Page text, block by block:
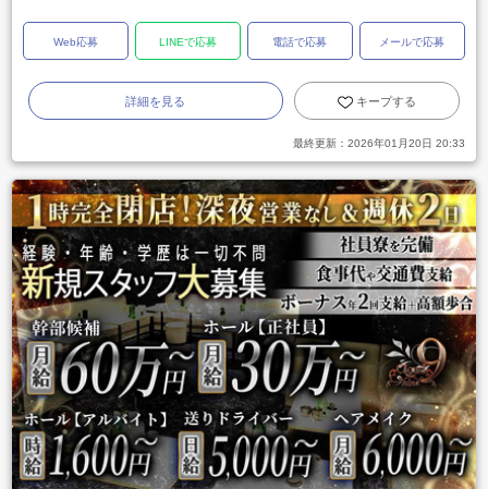
Web応募 LINEで応募 電話で応募 メールで応募
詳細を見る キープする
最終更新： 2026年01月20日 20:33